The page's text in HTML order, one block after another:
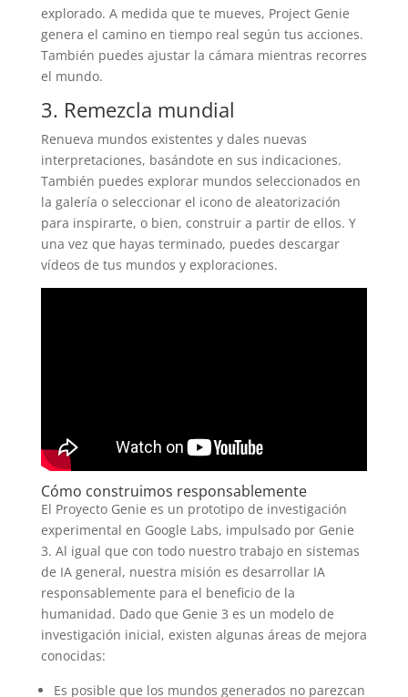
explorado. A medida que te mueves, Project Genie
genera el camino en tiempo real según tus acciones.
También puedes ajustar la cámara mientras recorres
el mundo.
3. Remezcla mundial
Renueva mundos existentes y dales nuevas
interpretaciones, basándote en sus indicaciones.
También puedes explorar mundos seleccionados en
la galería o seleccionar el icono de aleatorización
para inspirarte, o bien, construir a partir de ellos. Y
una vez que hayas terminado, puedes descargar
vídeos de tus mundos y exploraciones.
Cómo construimos responsablemente
El Proyecto Genie es un prototipo de investigación
experimental en Google Labs, impulsado por Genie
3. Al igual que con todo nuestro trabajo en sistemas
de IA general, nuestra misión es desarrollar IA
responsablemente para el beneficio de la
humanidad. Dado que Genie 3 es un modelo de
investigación inicial, existen algunas áreas de mejora
conocidas:
Es posible que los mundos generados no parezcan